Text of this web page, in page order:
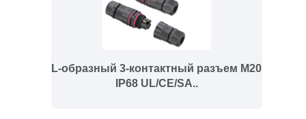
L-образный 3-контактный разъем M20
IP68 UL/CE/SA..